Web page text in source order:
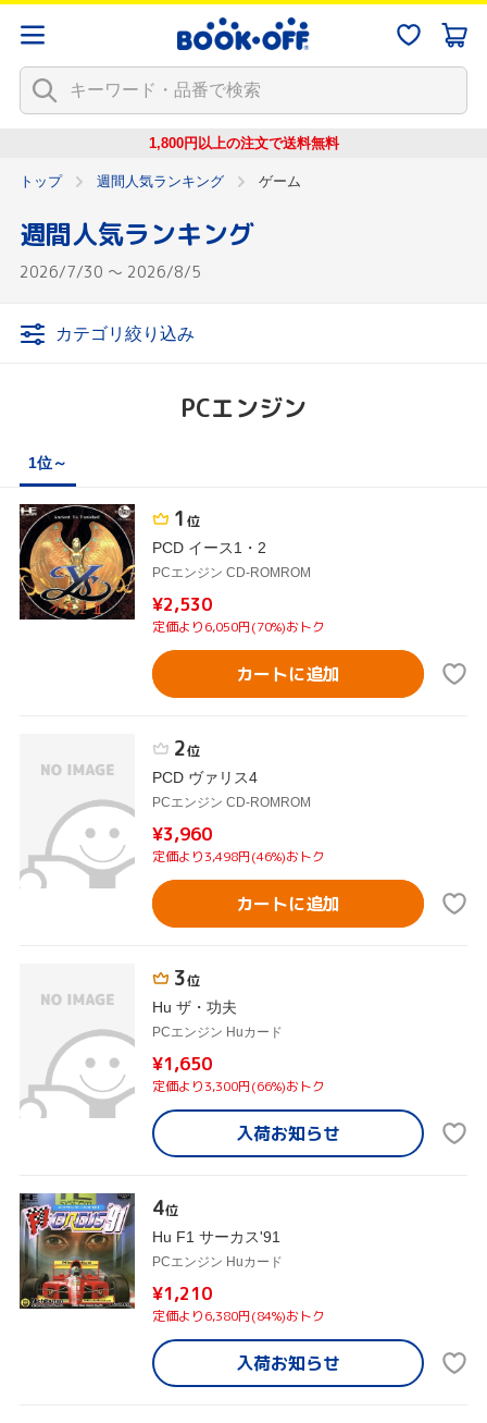
1,800円以上の注文で送料無料
トップ 週間人気ランキング ゲーム
週間人気ランキング
2026/7/30 ～ 2026/8/5
カテゴリ絞り込み
PCエンジン
1位～
1 位
PCD イース1・2
PCエンジン CD-ROMROM
¥2,530
定価より6,050円(70%)おトク
カートに追加
2位
PCD ヴァリス4
PCエンジン CD-ROMROM
¥3,960
定価より3,498円(46%)おトク
カートに追加
3位
Hu ザ・功夫
PCエンジン Huカード
¥1,650
定価より3,300円(66%)おトク
入荷お知らせ
4位
Hu F1 サーカス'91
PCエンジン Huカード
¥1,210
定価より6,380円(84%)おトク
入荷お知らせ